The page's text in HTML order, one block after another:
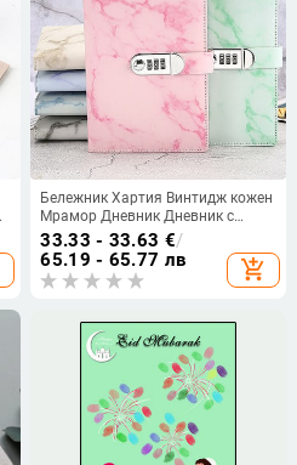
Бележник Хартия Винтидж кожен
Мрамор Дневник Дневник с
комбиниран код за заключване
на парола Бележник Училищни
канцеларски материали
33.33 - 33.63 €/
65.19 - 65.77 лв
add_shopping_cart